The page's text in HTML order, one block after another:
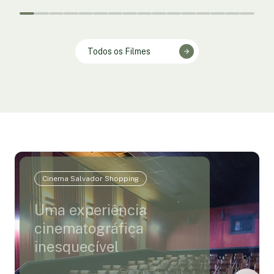
Todos os Filmes
Cinema Salvador Shopping
Uma experiência
cinematográfica
inesquecível